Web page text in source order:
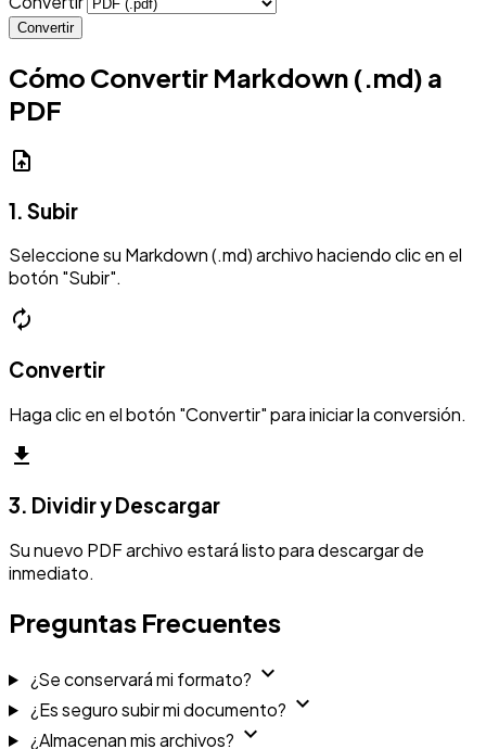
Convertir
Cómo Convertir Markdown (.md) a
PDF
upload_file
1. Subir
Seleccione su Markdown (.md) archivo haciendo clic en el
botón "Subir".
autorenew
Convertir
Haga clic en el botón "Convertir" para iniciar la conversión.
download
3. Dividir y Descargar
Su nuevo PDF archivo estará listo para descargar de
inmediato.
Preguntas Frecuentes
¿Se conservará mi formato? expand_more
¿Es seguro subir mi documento? expand_more
¿Almacenan mis archivos? expand_more